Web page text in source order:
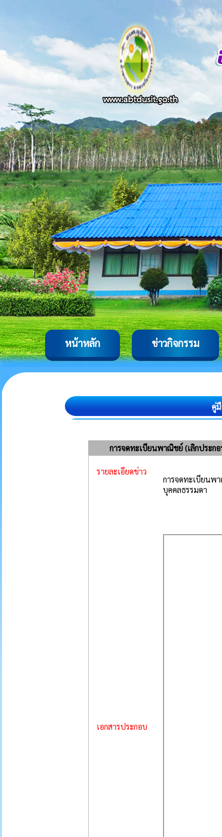
หน้าหลัก ข่าวกิจกรรม
คู่
การจดทะเบียนพาณิชย์ (เลิกประ
รายละเอียดข่าว
การจดทะเบียน
บุคคลธรรมดา
เอกสารประกอบ